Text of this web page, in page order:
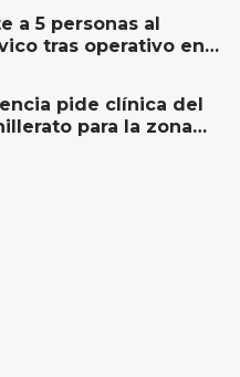
a 5 personas al
tras operativo en
Río
pide clínica del
para la zona
Juan del Río